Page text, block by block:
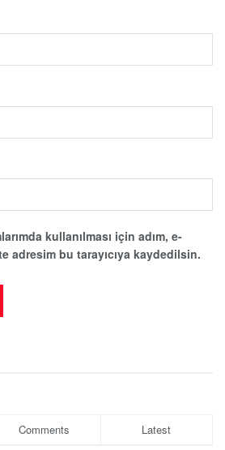
kullanılması için adım, e-
adresim bu tarayıcıya kaydedilsin.
Comments Latest